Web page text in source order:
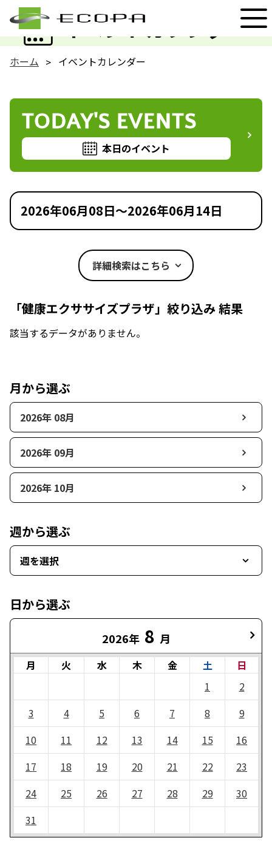
イベントカレンダー
EVENT
ホーム イベントカレンダー
TODAY'S EVENTS
本日のイベント
2026年06月08日～2026年06月14日
詳細検索はこちら
「健康エクササイズプラザ」絞り込み 結果
該当するデータがありません。
月から選ぶ
2026年 08月
2026年 09月
2026年 10月
週から選ぶ
週を選択
日から選ぶ
2026年 8 月
月 火 水 木 金 土
日
1
2
3
4 5 6 7 8
9
10
11 12 13 14 15
16
17
18 19 20 21 22
23
24
25 26 27 28 29
30
31